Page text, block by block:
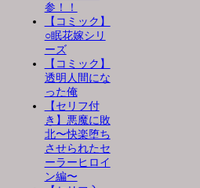
参！！
【コミック】
○眠花嫁シリ
ーズ
【コミック】
透明人間にな
った俺
【セリフ付
き】悪魔に敗
北〜快楽堕ち
させられたセ
ーラーヒロイ
ン編〜